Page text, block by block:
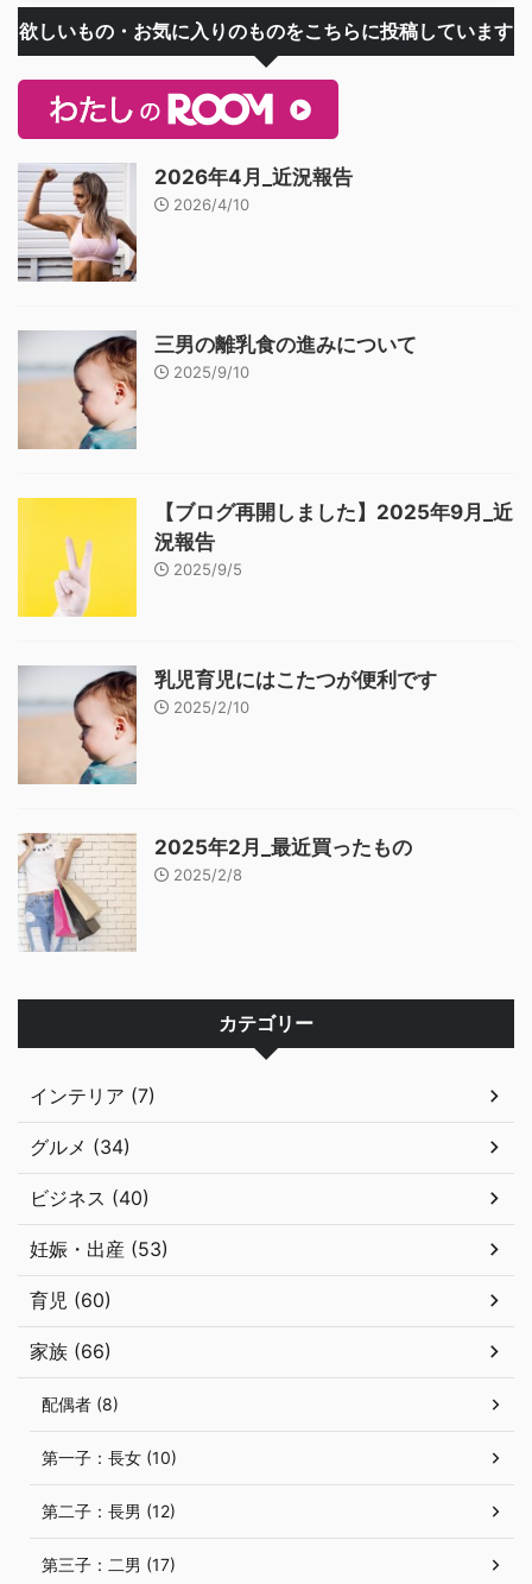
欲しいもの・お気に入りのものをこちらに投稿しています
2026年4月_近況報告
2026/4/10
三男の離乳食の進みについて
2025/9/10
【ブログ再開しました】2025年9月_近
況報告
2025/9/5
乳児育児にはこたつが便利です
2025/2/10
2025年2月_最近買ったもの
2025/2/8
カテゴリー
インテリア (7)
グルメ (34)
ビジネス (40)
妊娠・出産 (53)
育児 (60)
家族 (66)
配偶者 (8)
第一子：長女 (10)
第二子：長男 (12)
第三子：二男 (17)